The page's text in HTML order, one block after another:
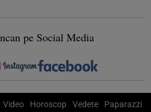
pe Social Media
Video Horoscop Vedete Paparazzi